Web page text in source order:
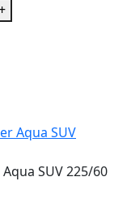
SUV 225/60